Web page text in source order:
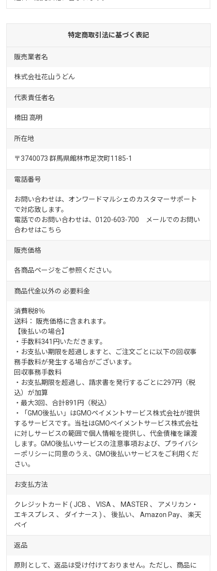
特定商取引法に基づく表記
販売業者名
株式会社花山うどん
代表責任者名
橋田 高明
所在地
〒3740073 群馬県館林市足次町1185-1
電話番号
お問い合わせは、オンワードマルシェのカスタマーサポート
で対応致します。
電話でのお問い合わせは、0120-603-700 メールでのお問い
合わせはこちら
販売価格
各商品ページをご参照ください。
商品代金以外の 必要料金
消費税8％
送料： 販売価格に含まれます。
【後払いの場合】
・手数料341円いただきます。
・お支払い期限を超過しますと、ご注文ごとに以下の回収事
務手数料が発生する場合がございます。
回収事務手数料
・お支払期限を超過し、請求書を発行するごとに297円（税
込）が加算
・最大3回、合計891円（税込）
・「GMO後払い」はGMOペイメントサービス株式会社が提供
するサービスです。当社はGMOペイメントサービス株式会社
に対しサービスの範囲で個人情報を提供し、代金債権を譲渡
します。GMO後払いサービスの注意事項および、 プライバシ
ーポリシーに同意のうえ、GMO後払いサービスをご利用くだ
さい。
お支払方法
クレジットカード ( JCB 、 VISA 、 MASTER 、 アメリカン・
エキスプレス 、 ダイナース ) 、 後払い、 Amazon Pay、楽天
ペイ
返品
原則として、返品は受け付けておりません。ただし、商品に